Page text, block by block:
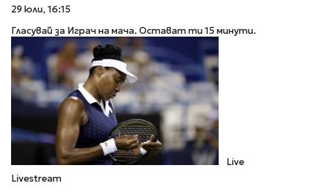
29 юли, 16:15
Гласувай за Играч на мача. Остават ти 15 минути.
Live
Livestream